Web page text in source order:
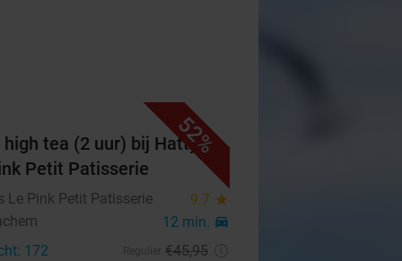
52%
high tea (2 uur) bij Hatty's
Petit Patisserie
Le Pink Petit Patisserie 9.7 star
12 min. directions_car
172 €45,95